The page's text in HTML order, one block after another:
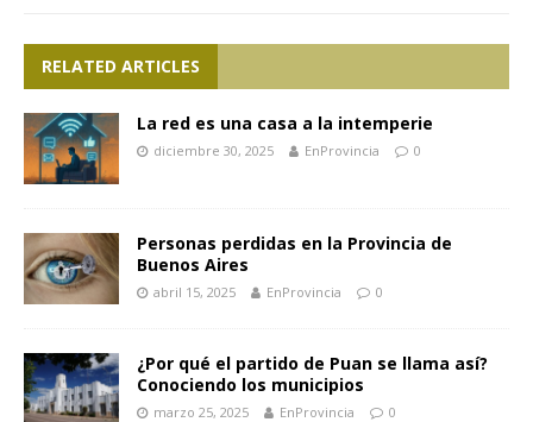
RELATED ARTICLES
La red es una casa a la intemperie
diciembre 30, 2025 EnProvincia 0
Personas perdidas en la Provincia de
Buenos Aires
abril 15, 2025 EnProvincia 0
¿Por qué el partido de Puan se llama así?
Conociendo los municipios
marzo 25, 2025 EnProvincia 0